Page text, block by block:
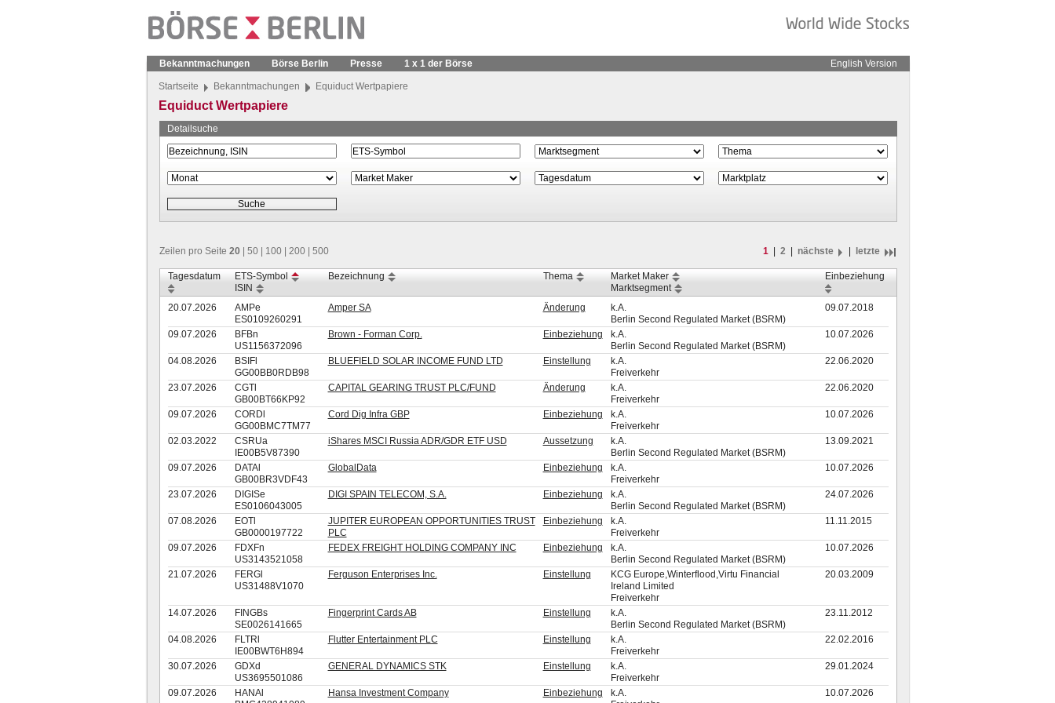
Bekanntmachungen Börse Berlin Presse 1 x 1 der Börse English Version
Startseite Bekanntmachungen Equiduct Wertpapiere
Equiduct Wertpapiere
Detailsuche
Zeilen pro Seite 20 50| 100| 200| 500 1 2 nächste letzte
Tagesdatum
ETS-Symbol
ISIN
Bezeichnung Thema
Market Maker
Marktsegment
Einbeziehung
20.07.2026
AMPe
ES0109260291
Amper SA Änderung
k.A.
Berlin Second Regulated Market (BSRM)
09.07.2018
09.07.2026
BFBn
US1156372096
Brown - Forman Corp. Einbeziehung
k.A.
Berlin Second Regulated Market (BSRM)
10.07.2026
04.08.2026
BSIFl
GG00BB0RDB98
BLUEFIELD SOLAR INCOME FUND LTD Einstellung
k.A.
Freiverkehr
22.06.2020
23.07.2026
CGTl
GB00BT66KP92
CAPITAL GEARING TRUST PLC/FUND Änderung
k.A.
Freiverkehr
22.06.2020
09.07.2026
CORDl
GG00BMC7TM77
Cord Dig Infra GBP Einbeziehung
k.A.
Freiverkehr
10.07.2026
02.03.2022
CSRUa
IE00B5V87390
iShares MSCI Russia ADR/GDR ETF USD Aussetzung
k.A.
Berlin Second Regulated Market (BSRM)
13.09.2021
09.07.2026
DATAl
GB00BR3VDF43
GlobalData Einbeziehung
k.A.
Freiverkehr
10.07.2026
23.07.2026
DIGISe
ES0106043005
DIGI SPAIN TELECOM, S.A. Einbeziehung
k.A.
Berlin Second Regulated Market (BSRM)
24.07.2026
07.08.2026
EOTl
GB0000197722
JUPITER EUROPEAN OPPORTUNITIES TRUST
PLC
Einbeziehung
k.A.
Freiverkehr
11.11.2015
09.07.2026
FDXFn
US3143521058
FEDEX FREIGHT HOLDING COMPANY INC Einbeziehung
k.A.
Berlin Second Regulated Market (BSRM)
10.07.2026
21.07.2026
FERGl
US31488V1070
Ferguson Enterprises Inc. Einstellung
KCG Europe,Winterflood,Virtu Financial
Ireland Limited
Freiverkehr
20.03.2009
14.07.2026
FINGBs
SE0026141665
Fingerprint Cards AB Einstellung
k.A.
Berlin Second Regulated Market (BSRM)
23.11.2012
04.08.2026
FLTRl
IE00BWT6H894
Flutter Entertainment PLC Einstellung
k.A.
Freiverkehr
22.02.2016
30.07.2026
GDXd
US3695501086
GENERAL DYNAMICS STK Einstellung
k.A.
Freiverkehr
29.01.2024
09.07.2026
HANAl
Hansa Investment Company Einbeziehung
k.A.
10.07.2026